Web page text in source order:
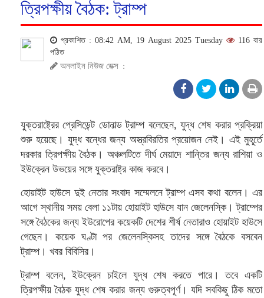
ত্রিপক্ষীয় বৈঠক: ট্রাম্প
প্রকাশিত : 08:42 AM, 19 August 2025 Tuesday
116 বার
পঠিত
অনলাইন নিউজ ডেক্স :
যু্ক্তরাষ্ট্রের প্রেসিডেন্ট ডোনাল্ড ট্রাম্প বলেছেন, যুদ্ধ শেষ করার প্রক্রিয়া
শুরু হয়েছে। যুদ্ধ বন্ধের জন্য অস্ত্রবিরতির প্রয়োজন নেই। এই মুহূর্তে
দরকার ত্রিপক্ষীয় বৈঠক। অঞ্চলটিতে দীর্ঘ মেয়াদে শান্তির জন্য রাশিয়া ও
ইউক্রেন উভয়ের সঙ্গে যুক্তরাষ্ট্র কাজ করবে।
হোয়াইট হাউসে দুই নেতার সংবাদ সম্মেলনে ট্রাম্প এসব কথা বলেন। এর
আগে স্থানীয় সময় বেলা ১১টায় হোয়াইট হাউসে যান জেলেনস্কি। ট্রাম্পের
সঙ্গে বৈঠকের জন্য ইউরোপের কয়েকটি দেশের শীর্ষ নেতারাও হোয়াইট হাউসে
গেছেন। কয়েক ঘণ্টা পর জেলেনস্কিসহ তাদের সঙ্গে বৈঠকে বসবেন
ট্রাম্প। খবর বিবিসির।
ট্রাম্প বলেন, ইউক্রেন চাইলে যুদ্ধ শেষ করতে পারে। তবে একটি
ত্রিপক্ষীয় বৈঠক যুদ্ধ শেষ করার জন্য গুরুত্বপূর্ণ। যদি সবকিছু ঠিক মতো